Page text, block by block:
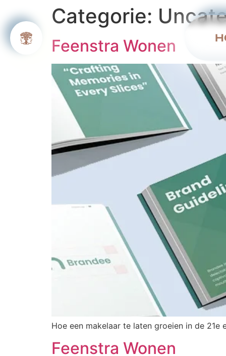
Categorie:
Feenstra Wonen
Hoe een makelaar te laten groeien in de 21e
Feenstra Wonen